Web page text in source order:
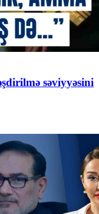
səviyyəsini